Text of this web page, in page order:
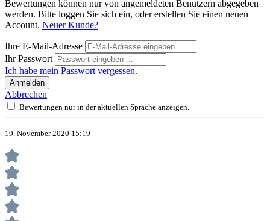
Bewertungen können nur von angemeldeten Benutzern abgegeben
werden. Bitte loggen Sie sich ein, oder erstellen Sie einen neuen
Account. Neuer Kunde?
Ihre E-Mail-Adresse
Ihr Passwort
Ich habe mein Passwort vergessen.
Anmelden
Abbrechen
Bewertungen nur in der aktuellen Sprache anzeigen.
19. November 2020 15:19